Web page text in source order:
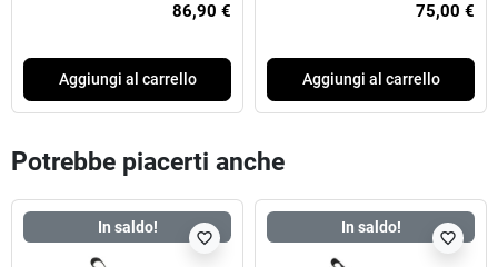
86,90 €
Aggiungi al carrello
75,00 €
Aggiungi al carrello
Potrebbe piacerti anche
In saldo!
favorite_border
In saldo!
favorite_border